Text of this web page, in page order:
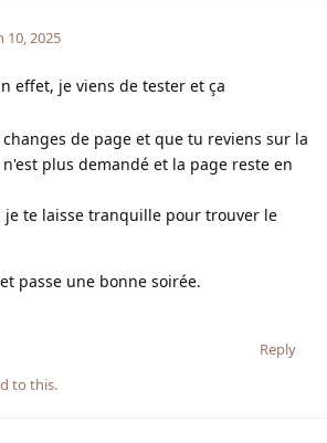
10, 2025
effet, je viens de tester et ça
de page et que tu reviens sur la
plus demandé et la page reste en
je te laisse tranquille pour trouver le
passe une bonne soirée.
Reply
to this.